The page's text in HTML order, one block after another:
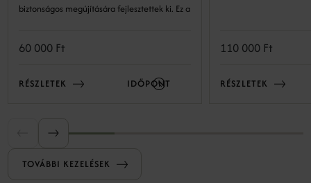
biztonságos megújítására fejlesztettek ki. Ez a
szerkezetének kockázatmentes és látványos
természetes öngyógyulási folyamataira épít:
kontrollált mélységben és intenzitással
60 000 Ft
RÉSZLETEK IDŐPONT
110 000 Ft
RÉSZLETEK
TOVÁBBI KEZELÉSEK